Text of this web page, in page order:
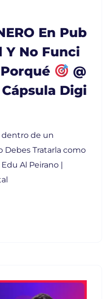
En Pub
Y No Funci
@
Cápsula Digi
dentro de un
Debes Tratarla como
Al Peirano |